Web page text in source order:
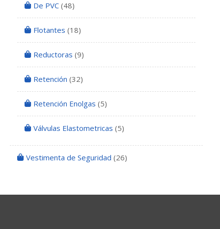
De PVC (48)
Flotantes (18)
Reductoras (9)
Retención (32)
Retención Enolgas (5)
Válvulas Elastometricas (5)
Vestimenta de Seguridad (26)